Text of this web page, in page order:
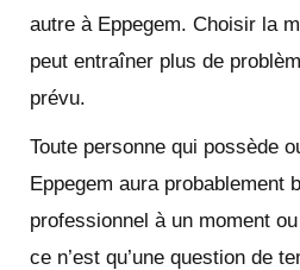
autre à Eppegem. Choisir la
peut entraîner plus de
prévu.
Toute personne qui possède
Eppegem aura probablement
professionnel à un moment
ce n’est qu’une question de